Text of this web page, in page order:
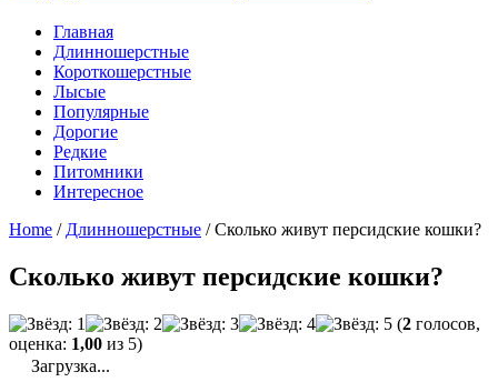
Главная
Длинношерстные
Короткошерстные
Лысые
Популярные
Дорогие
Редкие
Питомники
Интересное
Home / Длинношерстные / Сколько живут персидские кошки?
Сколько живут персидские кошки?
(2 голосов,
оценка: 1,00 из 5)
Загрузка...